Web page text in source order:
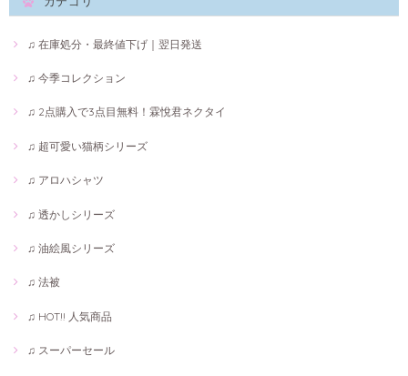
♫ 在庫処分・最終値下げ｜翌日発送
♫ 今季コレクション
♫ 2点購入で3点目無料！霖悅君ネクタイ
♫ 超可愛い猫柄シリーズ
♫ アロハシャツ
♫ 透かしシリーズ
♫ 油絵風シリーズ
♫ 法被
♫ HOT!! 人気商品
♫ スーパーセール